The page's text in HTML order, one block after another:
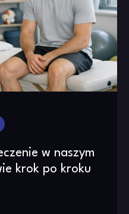
w naszym
krok po kroku